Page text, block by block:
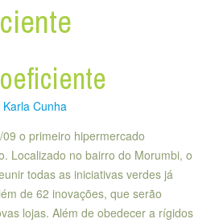
Karla Cunha
o primeiro hipermercado
Localizado no bairro do Morumbi, o
todas as iniciativas verdes já
de 62 inovações, que serão
lojas. Além de obedecer a rígidos